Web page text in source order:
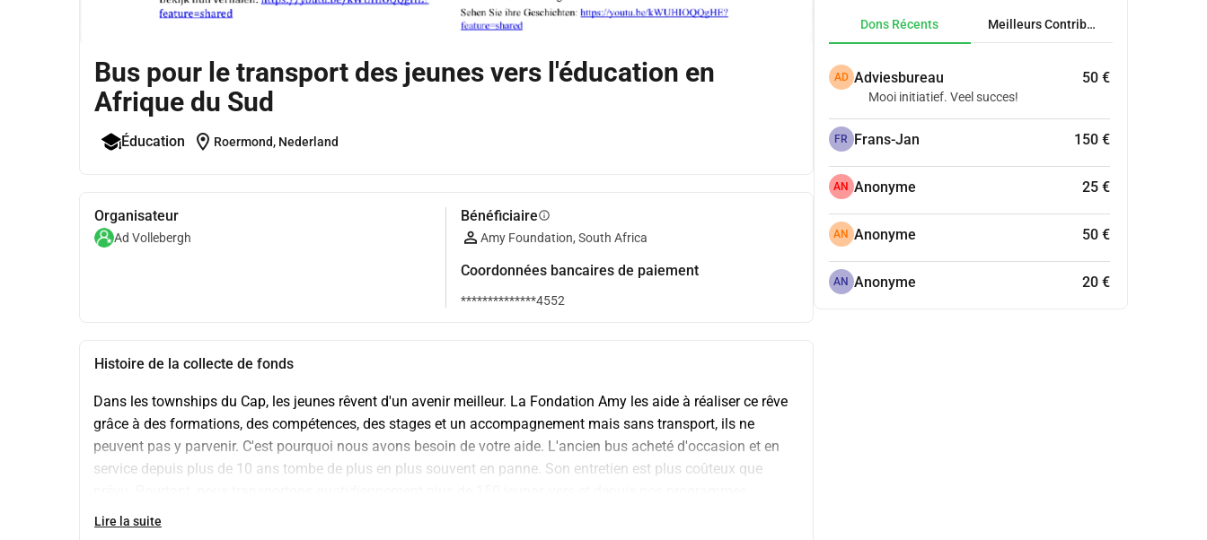
Bus pour le transport des jeunes vers l'éducation en
Afrique du Sud
Éducation location_on Roermond, Nederland
Organisateur
Ad Vollebergh
Bénéficiaireinfo
Amy Foundation, South Africa
Coordonnées bancaires de paiement
**************4552
Histoire de la collecte de fonds
Dans les townships du Cap, les jeunes rêvent d'un avenir meilleur. La Fondation Amy les aide à réaliser ce rêve
grâce à des formations, des compétences, des stages et un accompagnement mais sans transport, ils ne
peuvent pas y parvenir. C'est pourquoi nous avons besoin de votre aide. L'ancien bus acheté d'occasion et en
service depuis plus de 10 ans tombe de plus en plus souvent en panne. Son entretien est plus coûteux que
Beaucoup d'entre eux vivent loin de nos sites et n'ont pas d'autre moyen (sécurisé) de s'y rendre. Localement, en
Lire la suite
Dons Récents Meilleurs Contributeurs
AD Adviesbureau 50 €
Mooi initiatief. Veel succes!
FR Frans-Jan 150 €
AN Anonyme 25 €
AN Anonyme 50 €
AN Anonyme 20 €